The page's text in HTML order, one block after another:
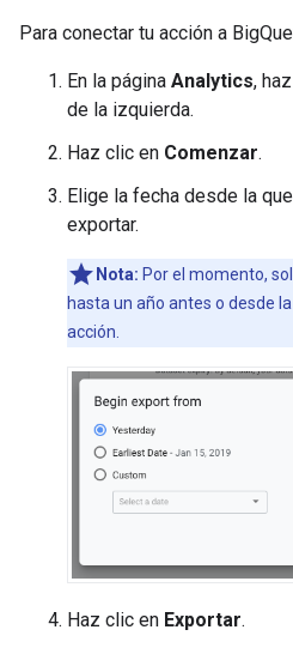
Para conectar tu acción a
En la página Analytics,
de la izquierda.
Haz clic en Comenzar.
Elige la fecha desde la
exportar.
Nota: Por el momento,
hasta un año antes o desde
acción.
Haz clic en Exportar.